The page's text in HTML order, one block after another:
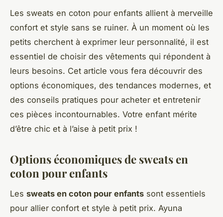
Les sweats en coton pour enfants allient à merveille
confort et style sans se ruiner. À un moment où les
petits cherchent à exprimer leur personnalité, il est
essentiel de choisir des vêtements qui répondent à
leurs besoins. Cet article vous fera découvrir des
options économiques, des tendances modernes, et
des conseils pratiques pour acheter et entretenir
ces pièces incontournables. Votre enfant mérite
d’être chic et à l’aise à petit prix !
Options économiques de sweats en
coton pour enfants
Les sweats en coton pour enfants sont essentiels
pour allier confort et style à petit prix. Ayuna